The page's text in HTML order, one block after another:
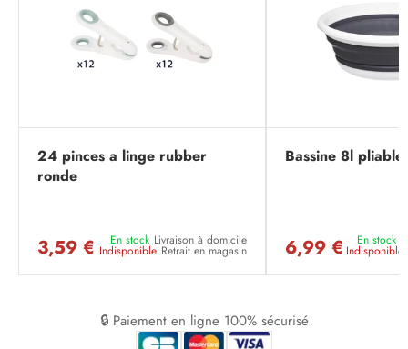
24 pinces a linge rubber
ronde
3,59 € En stock Livraison à domicile
Indisponible Retrait en magasin
Bassine 8l pliable
6,99 € En stock
Indisponible
🔒 Paiement en ligne 100% sécurisé